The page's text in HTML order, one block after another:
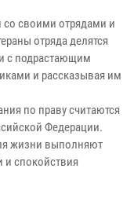
со своими отрядами и
отряда делятся
с подрастающим
и рассказывая им
по праву считаются
Федерации.
жизни выполняют
и спокойствия